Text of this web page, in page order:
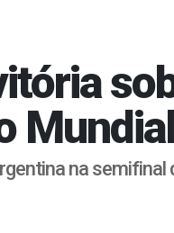
na semifinal